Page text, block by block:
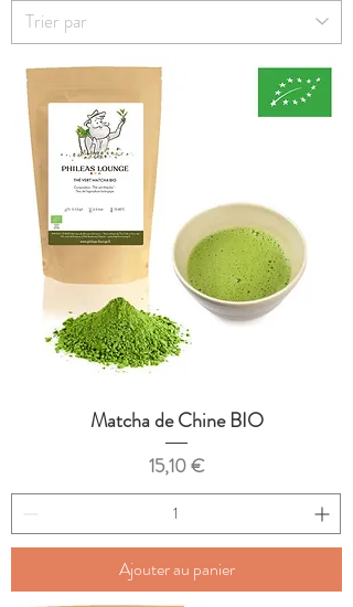
Matcha de Chine BIO
Prix
15,10 €
Ajouter au panier